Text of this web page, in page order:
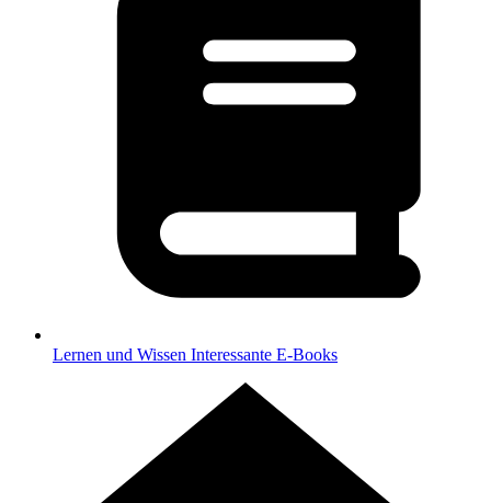
Lernen und Wissen Interessante E-Books